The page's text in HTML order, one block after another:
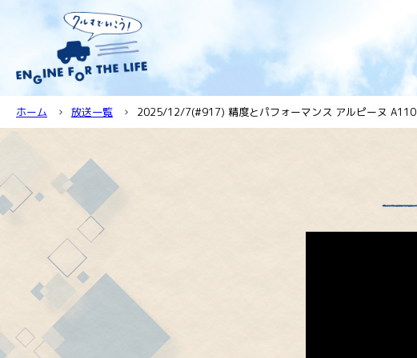
ホーム 放送一覧 2025/12/7(#917) 精度とパフォーマンス アルピーヌ A110